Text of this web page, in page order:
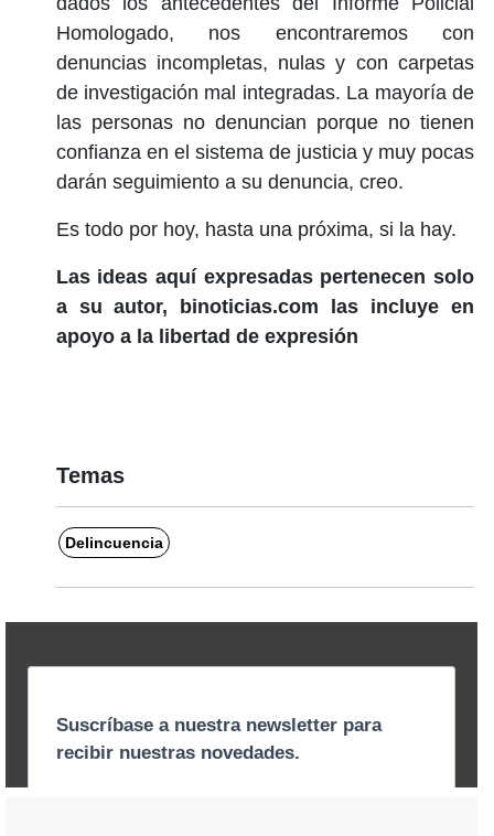
Homologado, nos encontraremos con
denuncias incompletas, nulas y con carpetas
de investigación mal integradas. La mayoría de
las personas no denuncian porque no tienen
confianza en el sistema de justicia y muy pocas
darán seguimiento a su denuncia, creo.
Es todo por hoy, hasta una próxima, si la hay.
Las ideas aquí expresadas pertenecen solo
a su autor, binoticias.com las incluye en
apoyo a la libertad de expresión
Temas
Delincuencia